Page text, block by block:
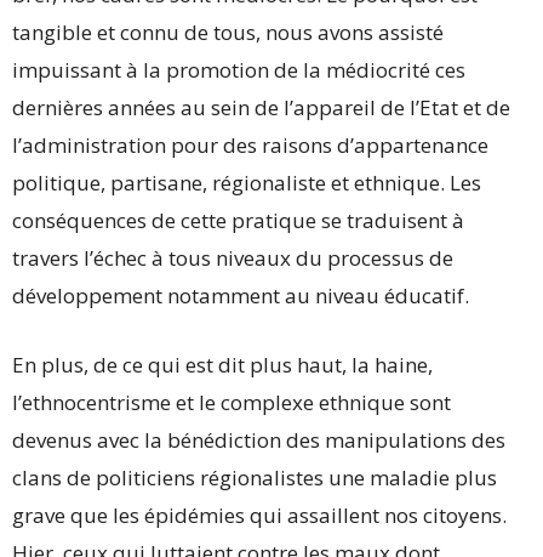
tangible et connu de tous, nous avons assisté
impuissant à la promotion de la médiocrité ces
dernières années au sein de l’appareil de l’Etat et de
l’administration pour des raisons d’appartenance
politique, partisane, régionaliste et ethnique. Les
conséquences de cette pratique se traduisent à
travers l’échec à tous niveaux du processus de
développement notamment au niveau éducatif.
En plus, de ce qui est dit plus haut, la haine,
l’ethnocentrisme et le complexe ethnique sont
devenus avec la bénédiction des manipulations des
clans de politiciens régionalistes une maladie plus
grave que les épidémies qui assaillent nos citoyens.